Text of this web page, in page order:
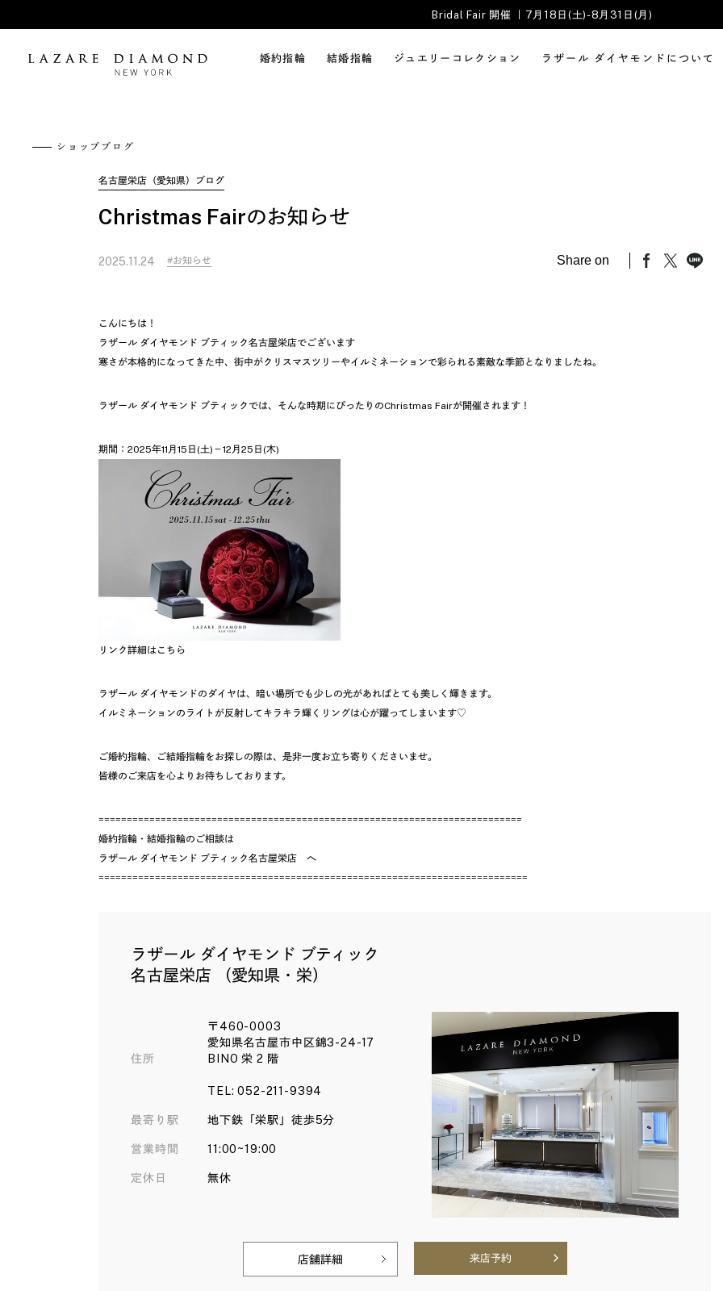
Bridal Fair 開催 ｜7月18日(土)-8月31日(月)
婚約指輪 結婚指輪 ジュエリーコレクション ラザール ダイヤモンドについて
ショップブログ
名古屋栄店（愛知県）ブログ
Christmas Fairのお知らせ
2025.11.24 お知らせ Share on
こんにちは！
ラザール ダイヤモンド ブティック名古屋栄店でございます
寒さが本格的になってきた中、街中がクリスマスツリーやイルミネーションで彩られる素敵な季節となりましたね。
ラザール ダイヤモンド ブティックでは、そんな時期にぴったりのChristmas Fairが開催されます！
期間：2025年11月15日(土)－12月25日(木)
リンク詳細はこちら
ラザール ダイヤモンドのダイヤは、暗い場所でも少しの光があればとても美しく輝きます。
イルミネーションのライトが反射してキラキラ輝くリングは心が躍ってしまいます♡
ご婚約指輪、ご結婚指輪をお探しの際は、是非一度お立ち寄りくださいませ。
皆様のご来店を心よりお待ちしております。
===========================================================================
婚約指輪・結婚指輪のご相談は
ラザール ダイヤモンド ブティック名古屋栄店 へ
============================================================================
ラザール ダイヤモンド ブティック
名古屋栄店 （愛知県・栄）
住所
〒460-0003
愛知県名古屋市中区錦3-24-17
BINO 栄 2 階
TEL: 052-211-9394
最寄り駅 地下鉄「栄駅」徒歩5分
営業時間 11:00~19:00
定休日 無休
店舗詳細 来店予約